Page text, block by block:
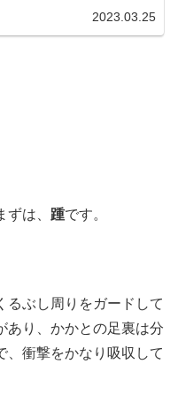
2023.03.25
は、 踵です。
るぶし周りをガードして
あり、かかとの足裏は分
、衝撃をかなり吸収して